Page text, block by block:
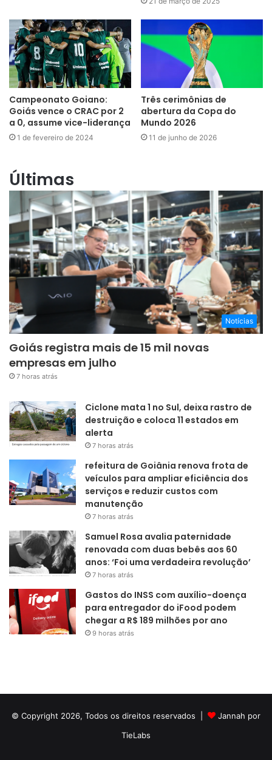
Campeonato Goiano:
Goiás vence o CRAC por 2
a 0, assume vice-liderança
1 de fevereiro de 2024
Três cerimônias de
abertura da Copa do
Mundo 2026
11 de junho de 2026
Últimas
Notícias
Goiás registra mais de 15 mil novas
empresas em julho
7 horas atrás
Ciclone mata 1 no Sul, deixa rastro de
destruição e coloca 11 estados em
alerta
7 horas atrás
refeitura de Goiânia renova frota de
veículos para ampliar eficiência dos
serviços e reduzir custos com
manutenção
7 horas atrás
Samuel Rosa avalia paternidade
renovada com duas bebês aos 60
anos: ‘Foi uma verdadeira revolução’
7 horas atrás
Gastos do INSS com auxílio-doença
para entregador do iFood podem
chegar a R$ 189 milhões por ano
9 horas atrás
© Copyright 2026, Todos os direitos reservados |
Jannah por
TieLabs